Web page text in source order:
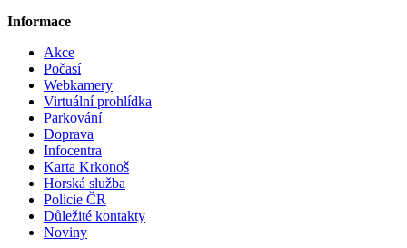
Informace
Akce
Počasí
Webkamery
Virtuální prohlídka
Parkování
Doprava
Infocentra
Karta Krkonoš
Horská služba
Policie ČR
Důležité kontakty
Noviny